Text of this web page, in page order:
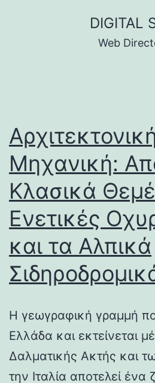
DIGITAL
Web
Μηχανική:
Κλασικά
Ενετικές
και τα Αλπικά
Η γεωγραφική γραμμή
Ελλάδα και εκτείνεται
Δαλματικής Ακτής και
την Ιταλία αποτελεί